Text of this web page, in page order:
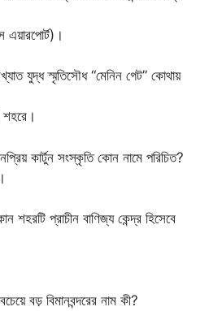
এয়ারপোর্ট)।
যুদ্ধ স্মৃতিসৌধ “মেনিন গেট” কোথায়
কার্টুন সংস্কৃতি কোন নামে পরিচিত?
শহরটি প্রাচীন বাণিজ্য কেন্দ্র হিসেবে
বড় বিমানবন্দরের নাম কী?